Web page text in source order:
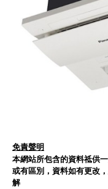
免責聲明
本網站所包含的資料祗供
或有區別，資料如有更改
解